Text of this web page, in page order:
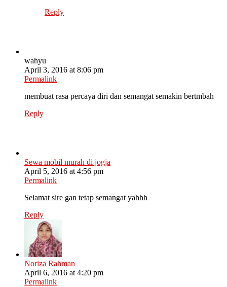
Reply
wahyu
April 3, 2016 at 8:06 pm
Permalink
membuat rasa percaya diri dan semangat semakin bertmbah
Reply
Sewa mobil murah di jogja
April 5, 2016 at 4:56 pm
Permalink
Selamat sire gan tetap semangat yahhh
Reply
Noriza Rahman
April 6, 2016 at 4:20 pm
Permalink